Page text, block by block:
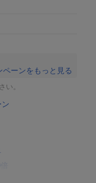
ペーンをもっと見る
い。